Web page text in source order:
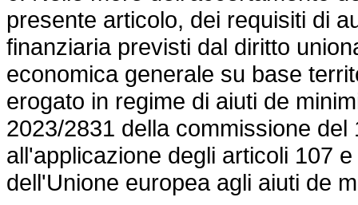
presente articolo, dei requisiti di
finanziaria previsti dal diritto
economica generale su base
erogato in regime di aiuti de
2023/2831 della commissione
all'applicazione degli articoli 107
dell'Unione europea agli aiuti de